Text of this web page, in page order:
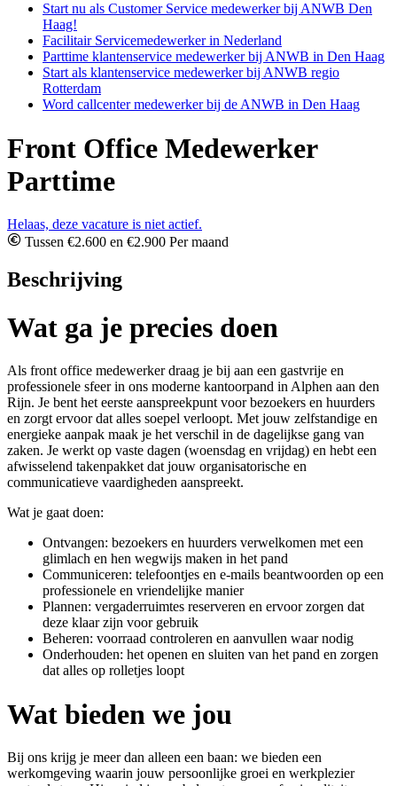
Start nu als Customer Service medewerker bij ANWB Den
Haag!
Facilitair Servicemedewerker in Nederland
Parttime klantenservice medewerker bij ANWB in Den Haag
Start als klantenservice medewerker bij ANWB regio
Rotterdam
Word callcenter medewerker bij de ANWB in Den Haag
Front Office Medewerker
Parttime
Helaas, deze vacature is niet actief.
Tussen €2.600 en €2.900 Per maand
Beschrijving
Wat ga je precies doen
Als front office medewerker draag je bij aan een gastvrije en
professionele sfeer in ons moderne kantoorpand in Alphen aan den
Rijn. Je bent het eerste aanspreekpunt voor bezoekers en huurders
en zorgt ervoor dat alles soepel verloopt. Met jouw zelfstandige en
energieke aanpak maak je het verschil in de dagelijkse gang van
zaken. Je werkt op vaste dagen (woensdag en vrijdag) en hebt een
afwisselend takenpakket dat jouw organisatorische en
communicatieve vaardigheden aanspreekt.
Wat je gaat doen:
Ontvangen: bezoekers en huurders verwelkomen met een
glimlach en hen wegwijs maken in het pand
Communiceren: telefoontjes en e-mails beantwoorden op een
professionele en vriendelijke manier
Plannen: vergaderruimtes reserveren en ervoor zorgen dat
deze klaar zijn voor gebruik
Beheren: voorraad controleren en aanvullen waar nodig
Onderhouden: het openen en sluiten van het pand en zorgen
dat alles op rolletjes loopt
Wat bieden we jou
Bij ons krijg je meer dan alleen een baan: we bieden een
werkomgeving waarin jouw persoonlijke groei en werkplezier